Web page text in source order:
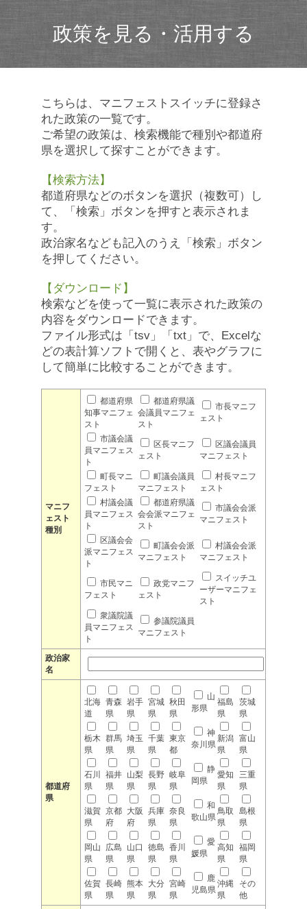
政策を見る・活用する
こちらは、マニフェストスイッチに登録さ
れた政策の一覧です。
ご希望の政策は、検索機能で種別や都道府
県を選択して探すことができます。
【検索方法】
都道府県などのボタンを選択（複数可）し
て、「検索」ボタンを押すと表示されま
す。
政治家名なども記入のうえ「検索」ボタン
を押してください。
【ダウンロード】
検索などを使って一覧に表示された政策の
内容をダウンロードできます。
ファイル形式は「tsv」「txt」で、Excelな
どの表計算ソフトで開くと、表やグラフに
して簡単に比較することができます。
マニフ
ェスト
種別
都道府県
知事マニフェ
スト
都道府県議
会議員マニフェ
スト
市長マニフ
ェスト
市議会議
員マニフェス
ト
区長マニフ
ェスト
区議会議員
マニフェスト
町長マニ
フェスト
町議会議員
マニフェスト
村長マニフ
ェスト
村議会議
員マニフェス
ト
都道府県議
会会派マニフェ
スト
市議会会派
マニフェスト
区議会会
派マニフェス
ト
町議会会派
マニフェスト
村議会会派
マニフェスト
市民マニ
フェスト
政党マニフ
ェスト
スイッチユ
ーザーマニフェ
スト
衆議院議
員マニフェス
ト
参議院議員
マニフェスト
政治家
名
都道府
県
北海
道
青森
県
岩手
県
宮城
県
秋田
県
山
形県
福島
県
茨城
県
栃木
県
群馬
県
埼玉
県
千葉
県
東京
都
神
奈川県
新潟
県
富山
県
石川
県
福井
県
山梨
県
長野
県
岐阜
県
静
岡県
愛知
県
三重
県
滋賀
県
京都
府
大阪
府
兵庫
県
奈良
県
和
歌山県
鳥取
県
島根
県
岡山
県
広島
県
山口
県
徳島
県
香川
県
愛
媛県
高知
県
福岡
県
佐賀
県
長崎
県
熊本
県
大分
県
宮崎
県
鹿
児島県
沖縄
県
その
他